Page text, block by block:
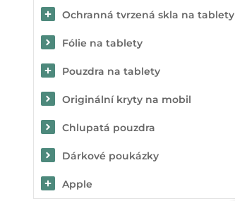
Ochranná tvrzená skla na tablety
Fólie na tablety
Pouzdra na tablety
Originální kryty na mobil
Chlupatá pouzdra
Dárkové poukázky
Apple